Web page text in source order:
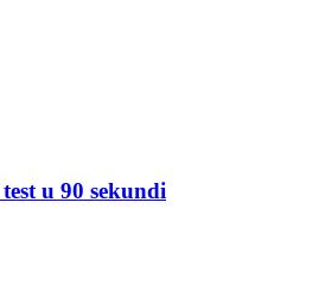
u 90 sekundi